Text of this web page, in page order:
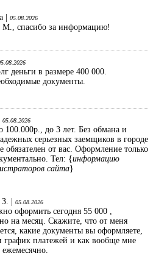
| 05.08.2026
М., спасибо за информацию!
деньги в размере 400 000.
документы.
05.08.2026
100.000р., до 3 лет. Без обмана и
серьезных заемщиков в городе
обязателен от вас. Оформление только
Тел: {информацию
сайта}
|
05.08.2026
оформить сегодня 55 000 ,
на месяц. Скажите, что от меня
какие документы вы оформляете,
график платежей и как вообще мне
ежемесячно.